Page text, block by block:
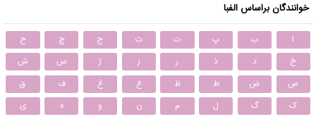
خوانندگان براساس الفبا
ا ب پ ت ث ج چ
ح
خ
د ذ ر ز ژ س
ش
ص
ض ط ظ ع غ ف
ق
ک
گ ل م ن و ه ی